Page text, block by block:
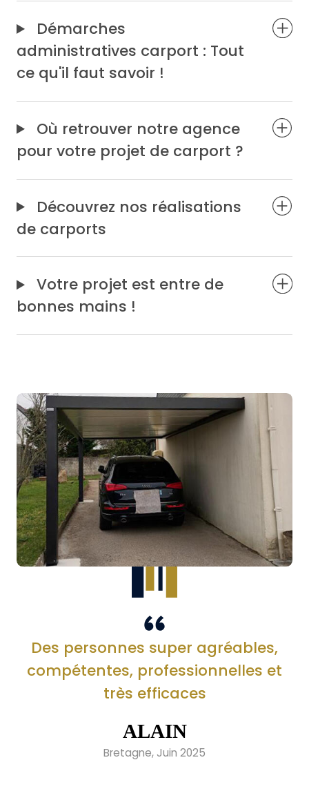
Démarches
administratives carport : Tout
ce qu'il faut savoir !
Où retrouver notre agence
pour votre projet de carport ?
Découvrez nos réalisations
de carports
Votre projet est entre de
bonnes mains !
Des personnes super agréables,
compétentes, professionnelles et
très efficaces
ALAIN
Bretagne, Juin 2025